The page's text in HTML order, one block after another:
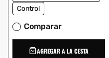
Control
Comparar
AGREGAR A LA CESTA